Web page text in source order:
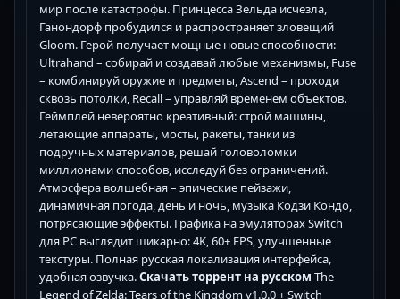
мир после катастрофы. Принцесса Зельда исчезла,
Ганондорф пробудился и распространяет зловещий
Gloom. Герой получает мощные новые способности:
Ultrahand – собирай и создавай любые механизмы, Fuse
– комбинируй оружие и предметы, Ascend – проходи
сквозь потолки, Recall – управляй временем объектов.
Геймплей невероятно креативный: строй машины,
летающие аппараты, мосты, ракеты, танки из
подручных материалов, решай головоломки
миллионами способов, исследуй без ограничений.
Атмосфера волшебная – эпические пейзажи,
динамичная погода, день и ночь, музыка Кодзи Кондо,
потрясающие эффекты. Графика на эмуляторах Switch
для PC выглядит шикарно: 4K, 60+ FPS, улучшенные
текстуры. Полная русская локализация интерфейса,
удобная озвучка.Скачать торрент на русском The
Legend of Zelda: Tears of the Kingdom v1.0.0 + Switch